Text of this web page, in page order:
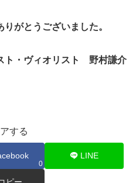
がとうございました。
ト・ヴィオリスト 野村謙介
する
0
LINE